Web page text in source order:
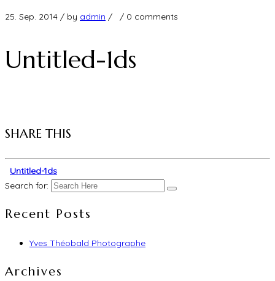
25. Sep. 2014 / by admin / / 0 comments
Untitled-1ds
SHARE THIS
Untitled-1ds
Search for:
Recent Posts
Yves Théobald Photographe
Archives